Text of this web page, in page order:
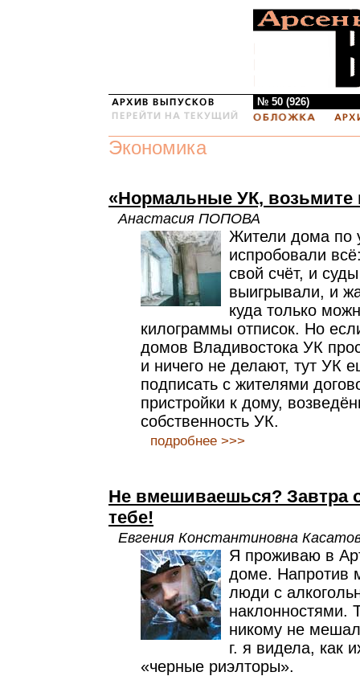
№ 50 (926)
Экономика
«Нормальные УК, возьмите
Анастасия ПОПОВА
Жители дома по
испробовали
свой счёт, и
выигрывали, и
куда только
килограммы отписок. Но
домов Владивостока УК
и ничего не делают, тут УК
подписать с жителями
пристройки к дому,
собственность УК.
подробнее >>>
Не вмешиваешься? Завтра
тебе!
Евгения Константиновна
Я проживаю в
доме. Напротив
люди с
наклонностями.
никому не
г. я видела, как
«черные риэлторы».